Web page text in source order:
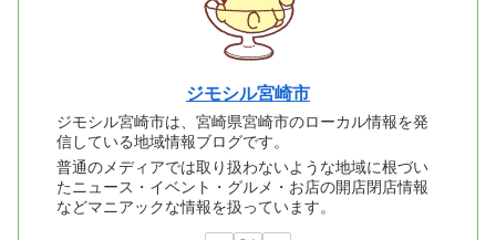
ジモシル宮崎市
ジモシル宮崎市は、宮崎県宮崎市のローカル情報を発
信している地域情報ブログです。
普通のメディアでは取り扱わないような地域に根づい
たニュース・イベント・グルメ・お店の開店閉店情報
などマニアックな情報を扱っています。